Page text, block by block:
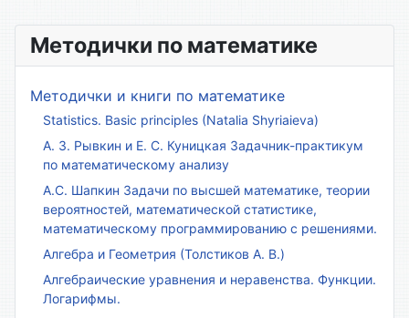
Методички по математике
Методички и книги по математике
Statistics. Basic principles (Natalia Shyriaieva)
А. З. Рывкин и Е. С. Куницкая Задачник-практикум
по математическому анализу
А.С. Шапкин Задачи по высшей математике, теории
вероятностей, математической статистике,
математическому программированию с решениями.
Алгебра и Геометрия (Толстиков А. В.)
Алгебраические уравнения и неравенства. Функции.
Логарифмы.